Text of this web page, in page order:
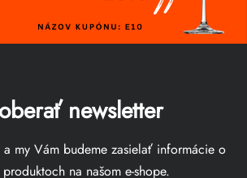
newsletter
my Vám budeme zasielať informácie o
na našom e-shope.